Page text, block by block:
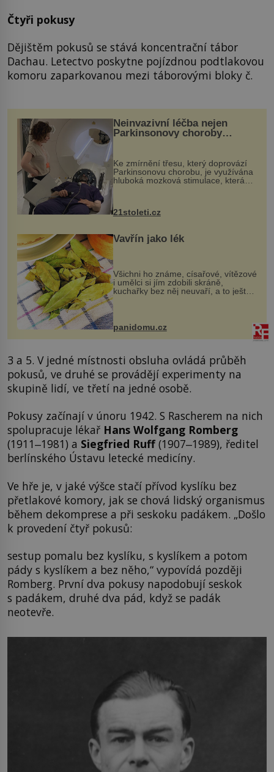
Čtyři pokusy
Dějištěm pokusů se stává koncentrační tábor
Dachau. Letectvo poskytne pojízdnou podtlakovou
komoru zaparkovanou mezi táborovými bloky č.
Neinvazivní léčba nejen
Parkinsonovy choroby
Ke zmírnění třesu, který doprovází
Parkinsonovu chorobu, je využívána
hluboká mozková stimulace, která
však vyžaduje vysoce invazivní
k dostatečně přesnému zacílení ...
21stoleti.cz
Vavřín jako lék
Všichni ho známe, císařové, vítězové
i umělci si jím zdobili skráně,
kuchařky bez něj neuvaří, a to ještě
nevíte, že bobkový list může výrazně
zmírnit některé naše neduhy.
Obsahuje v malém množství ně...
panidomu.cz
3 a 5. V jedné místnosti obsluha ovládá průběh
pokusů, ve druhé se provádějí experimenty na
skupině lidí, ve třetí na jedné osobě.
Pokusy začínají v únoru 1942. S Rascherem na nich
spolupracuje lékař Hans Wolfgang Romberg
(1911‒1981) a Siegfried Ruff(1907‒1989), ředitel
berlínského Ústavu letecké medicíny.
Ve hře je, v jaké výšce stačí přívod kyslíku bez
přetlakové komory, jak se chová lidský organismus
během dekomprese a při seskoku padákem. „Došlo
k provedení čtyř pokusů:
sestup pomalu bez kyslíku, s kyslíkem a potom
pády s kyslíkem a bez něho,“ vypovídá později
Romberg. První dva pokusy napodobují seskok
s padákem, druhé dva pád, když se padák
neotevře.